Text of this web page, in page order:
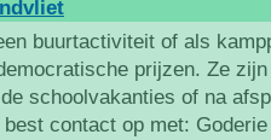
buurtactiviteit of als
prijzen. Ze
schoolvakanties of na
contact op met: